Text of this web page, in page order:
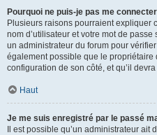
Pourquoi ne puis-je pas me
Plusieurs raisons pourraient expliquer
nom d’utilisateur et votre mot de
un administrateur du forum pour
également possible que le propriétaire
configuration de son côté, et qu’il
Haut
Je me suis enregistré par le passé
Il est possible qu’un administrateur